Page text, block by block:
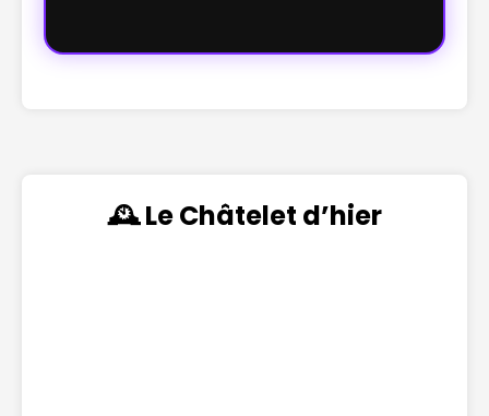
🕰️ Le Châtelet d’hier